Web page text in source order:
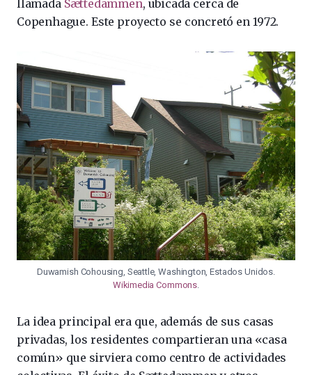
llamada Sættedammen, ubicada cerca de
Copenhague. Este proyecto se concretó en 1972.
Duwamish Cohousing, Seattle, Washington, Estados Unidos.
Wikimedia Commons.
La idea principal era que, además de sus casas
privadas, los residentes compartieran una «casa
común» que sirviera como centro de actividades